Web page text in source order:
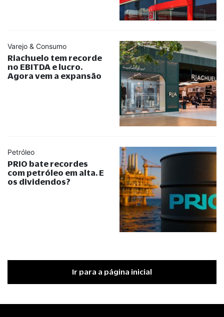
Varejo & Consumo
Riachuelo tem recorde
no EBITDA e lucro.
Agora vem a expansão
Petróleo
PRIO bate recordes
com petróleo em alta. E
os dividendos?
Ir para a página inicial